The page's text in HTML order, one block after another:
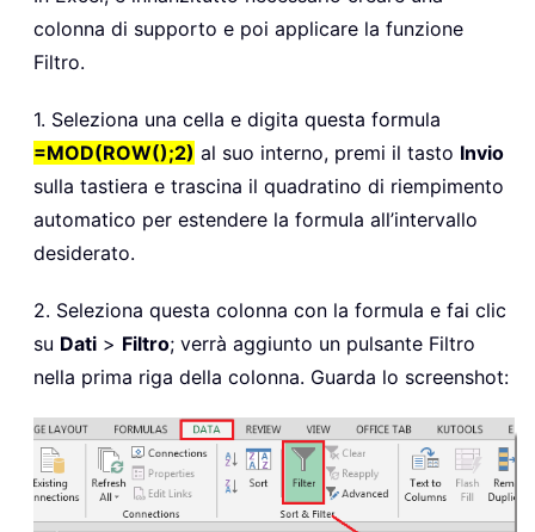
colonna di supporto e poi applicare la funzione
Filtro.
1. Seleziona una cella e digita questa formula
=MOD(ROW();2) al suo interno, premi il tasto Invio
sulla tastiera e trascina il quadratino di riempimento
automatico per estendere la formula all’intervallo
desiderato.
2. Seleziona questa colonna con la formula e fai clic
su Dati > Filtro; verrà aggiunto un pulsante Filtro
nella prima riga della colonna. Guarda lo screenshot: